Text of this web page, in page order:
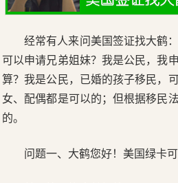
经常有人来问美国签证找大鹤
可以申请兄弟姐妹？我是公民，我
算？我是公民，已婚的孩子移民，
女、配偶都是可以的；但根据移民
的。
问题一、大鹤您好！美国绿卡